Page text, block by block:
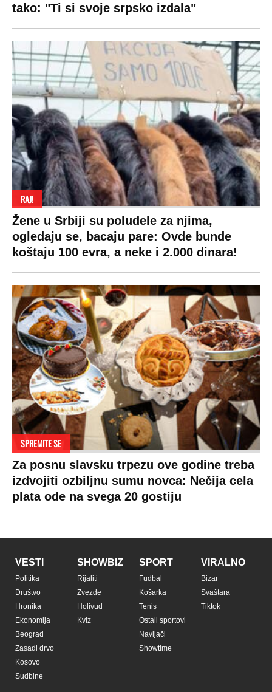
tako: "Ti si svoje srpsko izdala"
RAJ!
Žene u Srbiji su poludele za njima,
ogledaju se, bacaju pare: Ovde bunde
koštaju 100 evra, a neke i 2.000 dinara!
SPREMITE SE
Za posnu slavsku trpezu ove godine treba
izdvojiti ozbiljnu sumu novca: Nečija cela
plata ode na svega 20 gostiju
VESTI
Politika
Društvo
Hronika
Ekonomija
Beograd
Zasadi drvo
Kosovo
Sudbine
SHOWBIZ
Rijaliti
Zvezde
Holivud
Kviz
SPORT
Fudbal
Košarka
Tenis
Ostali sportovi
Navijači
Showtime
VIRALNO
Bizar
Svaštara
Tiktok